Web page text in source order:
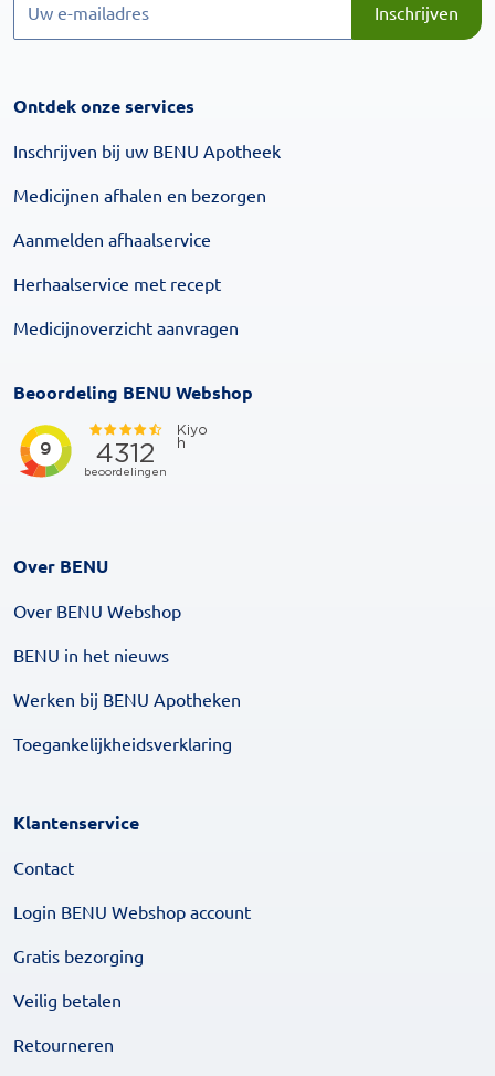
Inschrijven
Ontdek onze services
Inschrijven bij uw BENU Apotheek
Medicijnen afhalen en bezorgen
Aanmelden afhaalservice
Herhaalservice met recept
Medicijnoverzicht aanvragen
Beoordeling BENU Webshop
Over BENU
Over BENU Webshop
BENU in het nieuws
Werken bij BENU Apotheken
Toegankelijkheidsverklaring
Klantenservice
Contact
Login BENU Webshop account
Gratis bezorging
Veilig betalen
Retourneren